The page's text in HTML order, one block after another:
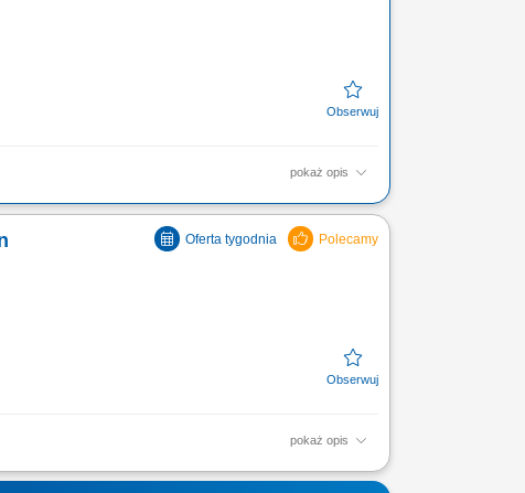
pokaż opis
die tägliche
pokaż opis
die tägliche